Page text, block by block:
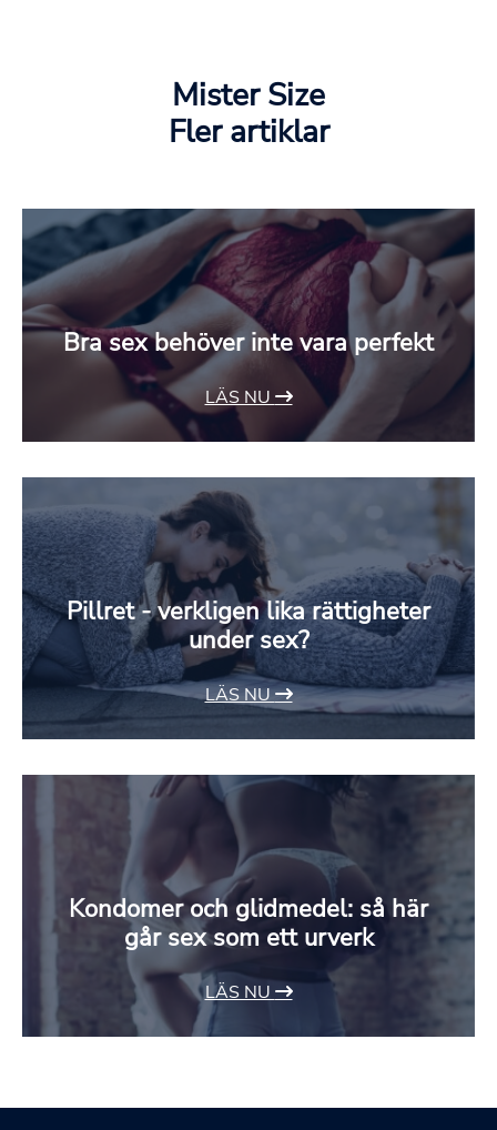
Mister Size
Fler artiklar
Bra sex behöver inte vara perfekt
LÄS NU
Pillret - verkligen lika rättigheter
under sex?
LÄS NU
Kondomer och glidmedel: så här
går sex som ett urverk
LÄS NU